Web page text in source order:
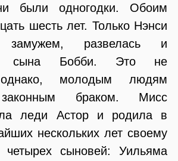
были одногодки. Обоим
шесть лет. Только Нэнси
развелась и
сына Бобби. Это не
молодым людям
законным браком. Мисс
леди Астор и родила в
нескольких лет своему
сыновей: Уильяма